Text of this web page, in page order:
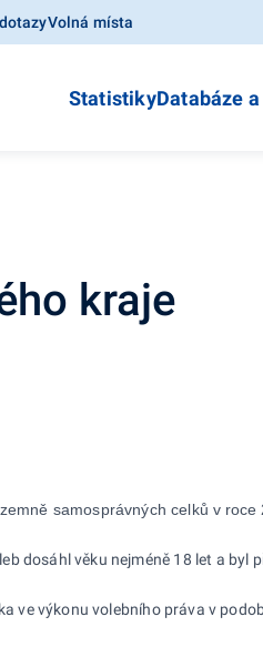
Volná místa
StatistikyDatabáze
kraje
samosprávných celků v roce
dosáhl věku nejméně 18 let a byl
ve výkonu volebního práva v